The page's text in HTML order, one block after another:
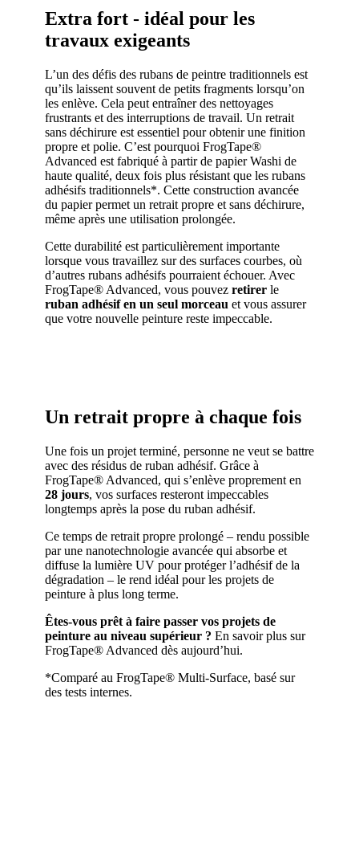
Extra fort - idéal pour les
travaux exigeants
L’un des défis des rubans de peintre traditionnels est
qu’ils laissent souvent de petits fragments lorsqu’on
les enlève. Cela peut entraîner des nettoyages
frustrants et des interruptions de travail. Un retrait
sans déchirure est essentiel pour obtenir une finition
propre et polie. C’est pourquoi FrogTape®
Advanced est fabriqué à partir de papier Washi de
haute qualité, deux fois plus résistant que les rubans
adhésifs traditionnels*. Cette construction avancée
du papier permet un retrait propre et sans déchirure,
même après une utilisation prolongée.
Cette durabilité est particulièrement importante
lorsque vous travaillez sur des surfaces courbes, où
d’autres rubans adhésifs pourraient échouer. Avec
FrogTape® Advanced, vous pouvez retirer le
ruban adhésif en un seul morceau et vous assurer
que votre nouvelle peinture reste impeccable.
Un retrait propre à chaque fois
Une fois un projet terminé, personne ne veut se battre
avec des résidus de ruban adhésif. Grâce à
FrogTape® Advanced, qui s’enlève proprement en
28 jours, vos surfaces resteront impeccables
longtemps après la pose du ruban adhésif.
Ce temps de retrait propre prolongé – rendu possible
par une nanotechnologie avancée qui absorbe et
diffuse la lumière UV pour protéger l’adhésif de la
dégradation – le rend idéal pour les projets de
peinture à plus long terme.
Êtes-vous prêt à faire passer vos projets de
peinture au niveau supérieur ? En savoir plus sur
FrogTape® Advanced dès aujourd’hui.
*Comparé au FrogTape® Multi-Surface, basé sur
des tests internes.